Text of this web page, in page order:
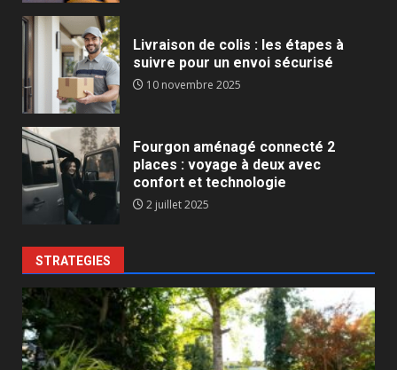
Livraison de colis : les étapes à
suivre pour un envoi sécurisé
10 novembre 2025
Fourgon aménagé connecté 2
places : voyage à deux avec
confort et technologie
2 juillet 2025
STRATEGIES